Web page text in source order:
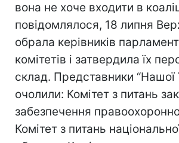
вона не хоче входити в
повідомлялося, 18 липня
обрала керівників
комітетів і затвердила їх
склад. Представники “Нашої
очолили: Комітет з питань
забезпечення
Комітет з питань